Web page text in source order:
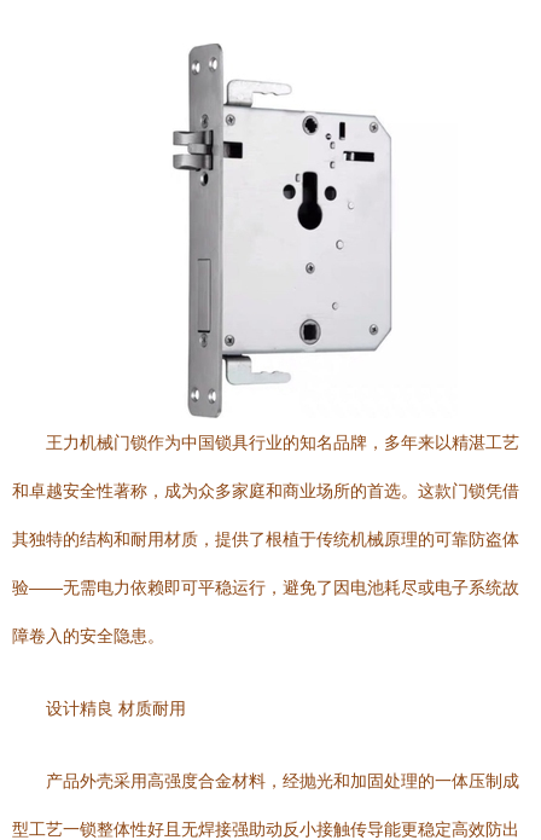
王力机械门锁作为中国锁具行业的知名品牌，多年来以精湛工艺
和卓越安全性著称，成为众多家庭和商业场所的首选。这款门锁凭借
其独特的结构和耐用材质，提供了根植于传统机械原理的可靠防盗体
验——无需电力依赖即可平稳运行，避免了因电池耗尽或电子系统故
障卷入的安全隐患。
设计精良 材质耐用
产品外壳采用高强度合金材料，经抛光和加固处理的一体压制成
型工艺一锁整体性好且无焊接强助动反小接触传导能更稳定高效防出